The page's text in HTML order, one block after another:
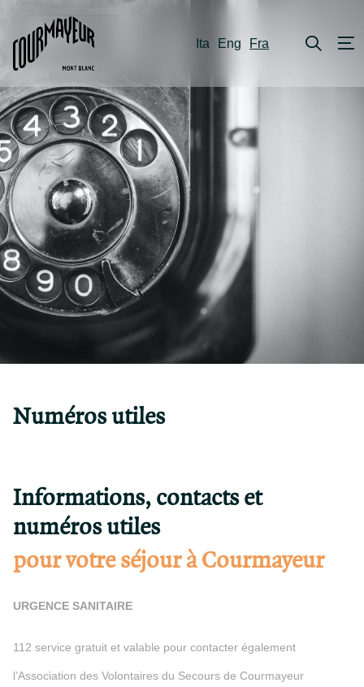
Ita Eng Fra
Numéros utiles
Informations, contacts et
numéros utiles
pour votre séjour à Courmayeur
URGENCE SANITAIRE
112 service gratuit et valable pour contacter également
l’Association des Volontaires du Secours de Courmayeur